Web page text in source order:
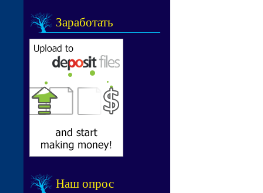
Заработать
Наш опрос